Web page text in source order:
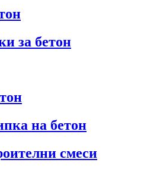
за бетон
на бетон
смеси